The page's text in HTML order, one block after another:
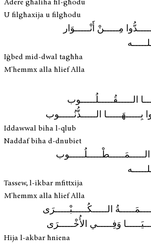
Adere għaliha fil-għodu
U filgħaxija u filgħodu
مِـــــنْ أَنْـــــوَار
Iġbed mid-dwal tagħha
M'hemmx alla ħlief Alla
الـــــقُـــــلُـــــوب
بِـــــهَـــــا الـــــذُّنُـــــوب
Iddawwal biha l-qlub
Naddaf biha d-dnubiet
Tassew, l-ikbar mfittxija
M'hemmx alla ħlief Alla
الـــــكُـــــبْـــــرَى
وَفِـــــي الأُخْـــــرَى
Hija l-akbar ħniena